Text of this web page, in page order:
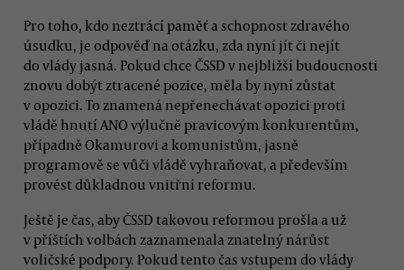
Pro toho, kdo neztrácí paměť a schopnost zdravého
úsudku, je odpověď na otázku, zda nyní jít či nejít
do vlády jasná. Pokud chce ČSSD v nejbližší budoucnosti
znovu dobýt ztracené pozice, měla by nyní zůstat
v opozici. To znamená nepřenechávat opozici proti
vládě hnutí ANO výlučně pravicovým konkurentům,
případně Okamurovi a komunistům, jasně
programově se vůči vládě vyhraňovat, a především
provést důkladnou vnitřní reformu.
Ještě je čas, aby ČSSD takovou reformou prošla a už
v příštích volbách zaznamenala znatelný nárůst
voličské podpory. Pokud tento čas vstupem do vlády